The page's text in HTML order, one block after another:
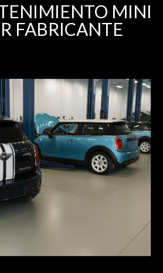
MINI
FABRICANTE